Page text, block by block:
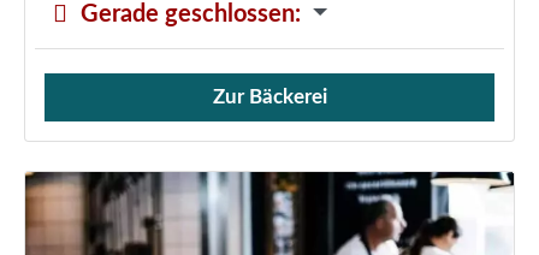
Gerade geschlossen:
Verkauf von Brötchen,
Zur Bäckerei